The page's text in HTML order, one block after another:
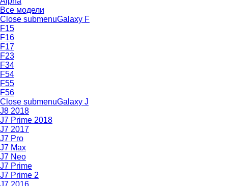
Все модели
Close submenuGalaxy F
F15
F16
F17
F23
F34
F54
F55
F56
Close submenuGalaxy J
J8 2018
J7 Prime 2018
J7 2017
J7 Pro
J7 Max
J7 Neo
J7 Prime
J7 Prime 2
J7 2016